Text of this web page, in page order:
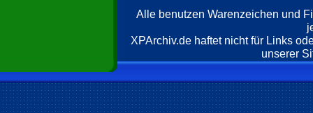
Alle benutzen Warenzeichen und
XPArchiv.de haftet nicht für Links
unserer